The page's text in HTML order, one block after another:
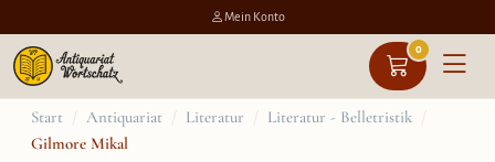
Mein Konto
0
Zum
Inhalt
Start / Antiquariat / Literatur / Literatur - Belletristik /
Gilmore Mikal